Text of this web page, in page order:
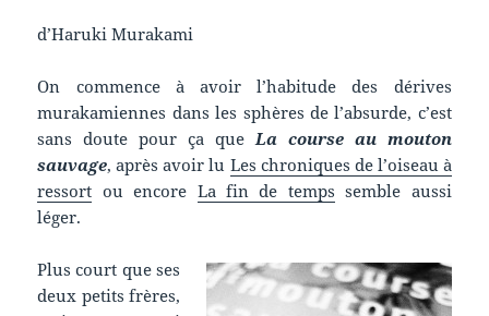
d’Haruki Murakami
On commence à avoir l’habitude des dérives
murakamiennes dans les sphères de l’absurde, c’est
sans doute pour ça queLa course au mouton
sauvage, après avoir lu Les chroniques de l’oiseau à
ressort ou encore La fin de temps semble aussi
léger.
Plus court que ses
deux petits frères,